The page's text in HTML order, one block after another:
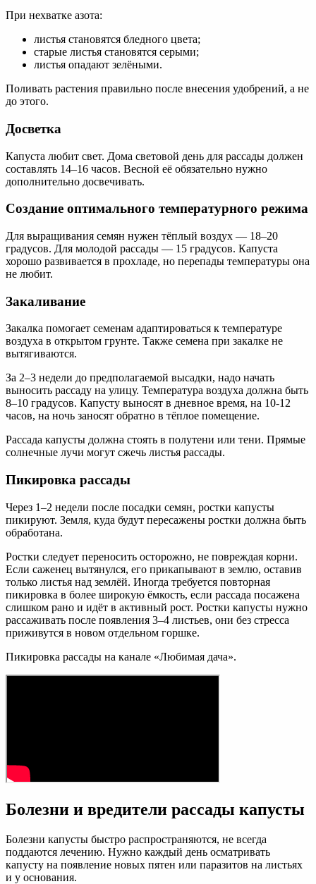
При нехватке азота:
листья становятся бледного цвета;
старые листья становятся серыми;
листья опадают зелёными.
Поливать растения правильно после внесения удобрений, а не
до этого.
Досветка
Капуста любит свет. Дома световой день для рассады должен
составлять 14–16 часов. Весной её обязательно нужно
дополнительно досвечивать.
Создание оптимального температурного режима
Для выращивания семян нужен тёплый воздух — 18–20
градусов. Для молодой рассады — 15 градусов. Капуста
хорошо развивается в прохладе, но перепады температуры она
не любит.
Закаливание
Закалка помогает семенам адаптироваться к температуре
воздуха в открытом грунте. Также семена при закалке не
вытягиваются.
За 2–3 недели до предполагаемой высадки, надо начать
выносить рассаду на улицу. Температура воздуха должна быть
8–10 градусов. Капусту выносят в дневное время, на 10-12
часов, на ночь заносят обратно в тёплое помещение.
Рассада капусты должна стоять в полутени или тени. Прямые
солнечные лучи могут сжечь листья рассады.
Пикировка рассады
Через 1–2 недели после посадки семян, ростки капусты
пикируют. Земля, куда будут пересажены ростки должна быть
обработана.
Ростки следует переносить осторожно, не повреждая корни.
Если саженец вытянулся, его прикапывают в землю, оставив
только листья над землёй. Иногда требуется повторная
пикировка в более широкую ёмкость, если рассада посажена
слишком рано и идёт в активный рост. Ростки капусты нужно
рассаживать после появления 3–4 листьев, они без стресса
приживутся в новом отдельном горшке.
Пикировка рассады на канале «Любимая дача».
Болезни и вредители рассады капусты
Болезни капусты быстро распространяются, не всегда
поддаются лечению. Нужно каждый день осматривать
капусту на появление новых пятен или паразитов на листьях
и у основания.